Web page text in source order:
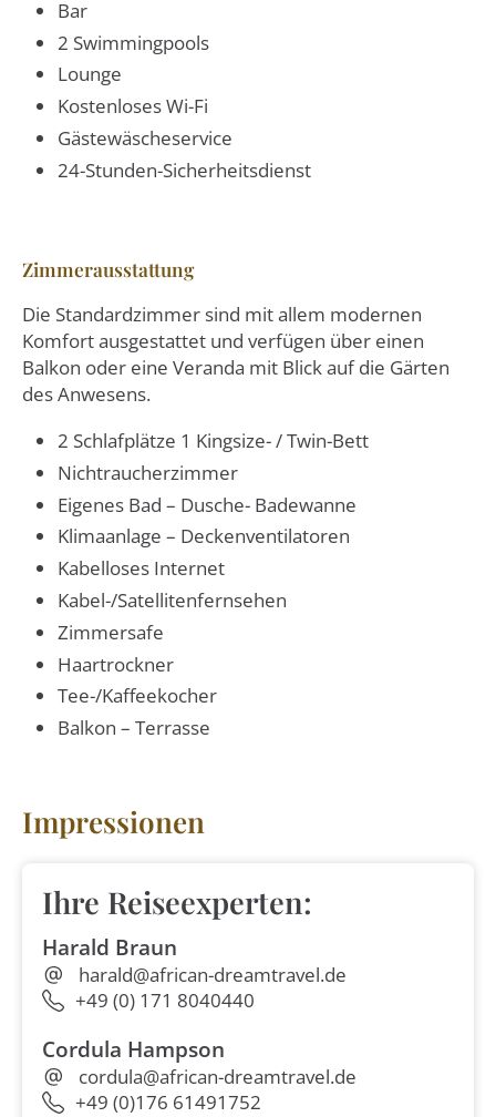
Bar
2 Swimmingpools
Lounge
Kostenloses Wi-Fi
Gästewäscheservice
24-Stunden-Sicherheitsdienst
Zimmerausstattung
Die Standardzimmer sind mit allem modernen
Komfort ausgestattet und verfügen über einen
Balkon oder eine Veranda mit Blick auf die Gärten
des Anwesens.
2 Schlafplätze 1 Kingsize- / Twin-Bett
Nichtraucherzimmer
Eigenes Bad – Dusche- Badewanne
Klimaanlage – Deckenventilatoren
Kabelloses Internet
Kabel-/Satellitenfernsehen
Zimmersafe
Haartrockner
Tee-/Kaffeekocher
Balkon – Terrasse
Impressionen
Ihre Reiseexperten:
Harald Braun
harald@african-dreamtravel.de
+49 (0) 171 8040440
Cordula Hampson
cordula@african-dreamtravel.de
+49 (0)176 61491752